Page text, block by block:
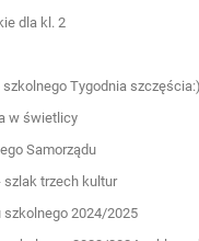
dla kl. 2
szkolnego Tygodnia szczęścia:)
w świetlicy
Samorządu
szlak trzech kultur
szkolnego 2024/2025